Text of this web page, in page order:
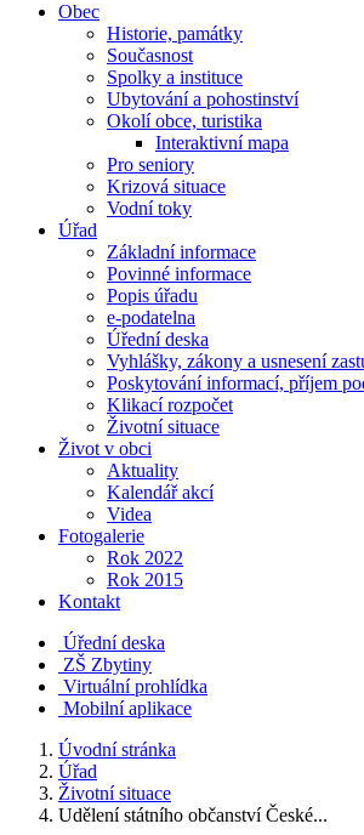
Obec
Historie, památky
Současnost
Spolky a instituce
Ubytování a pohostinství
Okolí obce, turistika
Interaktivní mapa
Pro seniory
Krizová situace
Vodní toky
Úřad
Základní informace
Povinné informace
Popis úřadu
e-podatelna
Úřední deska
Vyhlášky, zákony a usnesení
Poskytování informací, příjem
Klikací rozpočet
Životní situace
Život v obci
Aktuality
Kalendář akcí
Videa
Fotogalerie
Rok 2022
Rok 2015
Kontakt
Úřední deska
ZŠ Zbytiny
Virtuální prohlídka
Mobilní aplikace
Úvodní stránka
Úřad
Životní situace
Udělení státního občanství České...